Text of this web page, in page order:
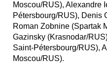
Moscou/RUS), Alexandre
Pétersbourg/RUS), Denis
Roman Zobnine (Spartak
Gazinsky (Krasnodar/
Saint-Pétersbourg/RUS),
Moscou/RUS).